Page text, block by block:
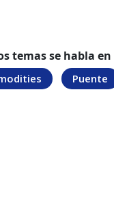
temas se habla
Puente